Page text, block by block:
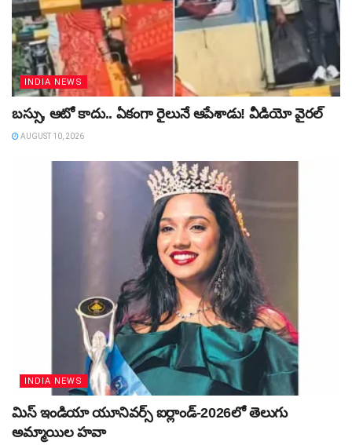
INDIA NEWS
బస్సు, ఆటో కాదు.. ఏకంగా రైలునే ఆపేశాడు! వీడియో వైరల్‌
AUGUST 10, 2026
INDIA NEWS
మిస్‌ ఇండియా యూనివర్స్‌ ఐర్లాండ్‌-2026లో తెలుగు
అమ్మాయిల హవా